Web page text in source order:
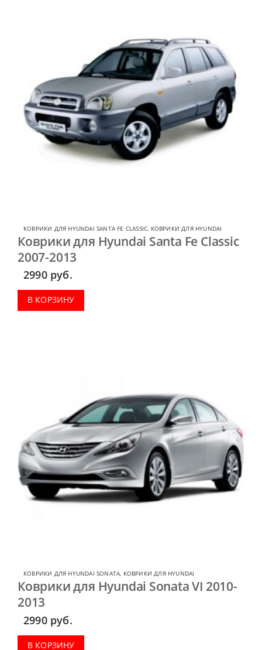
КОВРИКИ ДЛЯ HYUNDAI SANTA FE CLASSIC, КОВРИКИ ДЛЯ HYUNDAI
Коврики для Hyundai Santa Fe Classic
2007-2013
2990 руб.
В КОРЗИНУ
КОВРИКИ ДЛЯ HYUNDAI SONATA, КОВРИКИ ДЛЯ HYUNDAI
Коврики для Hyundai Sonata VI 2010-
2013
2990 руб.
В КОРЗИНУ